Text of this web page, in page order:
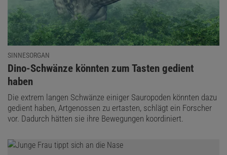
SINNESORGAN
:
Dino-Schwänze könnten zum Tasten gedient
haben
Die extrem langen Schwänze einiger Sauropoden könnten dazu
gedient haben, Artgenossen zu ertasten, schlägt ein Forscher
vor. Dadurch hätten sie ihre Bewegungen koordiniert.